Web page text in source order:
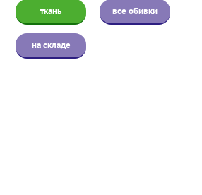
ткань все обивки
на складе